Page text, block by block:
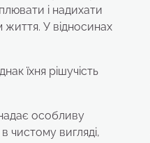
і надихати
життя. У відносинах
їхня рішучість
надає особливу
чистому вигляді,